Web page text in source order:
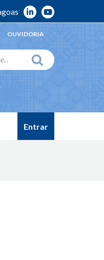
OUVIDORIA
Entrar